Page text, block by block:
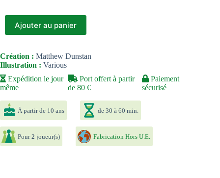
Ajouter au panier
Expédition le jour
même
Port offert à partir
de 80 €
Paiement
sécurisé
Création : Matthew Dunstan
Illustration : Various
À partir de 10 ans de 30 à 60 min.
Pour 2 joueur(s) Fabrication Hors U.E.